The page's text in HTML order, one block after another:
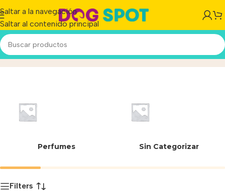
Saltar a la navegación
Saltar al contenido principal
SecaInicio/Producto
Perfumes Sin Categorizar
Filters